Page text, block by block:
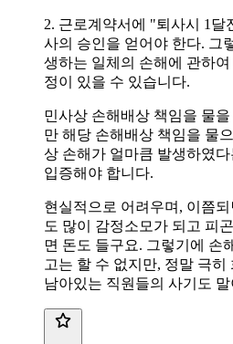
2. 근로계약서에 "퇴사시 1달
사의 승인을 얻어야 한다. 그
생하는 일체의 손해에 관하
정이 있을 수 있습니다.
민사상 손해배상 책임을 물
만 해당 손해배상 책임을 물
상 손해가 얼마큼 발생하였
입증해야 합니다.
현실적으로 어려우며, 이쯤
도 많이 감정소모가 되고 피
면 돈도 들구요. 그렇기에 손
고는 할 수 없지만, 정말 극히
남아있는 직원들의 사기도